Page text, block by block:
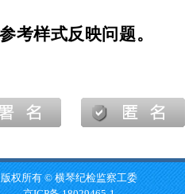
版权所有 © 横琴纪检监察工委